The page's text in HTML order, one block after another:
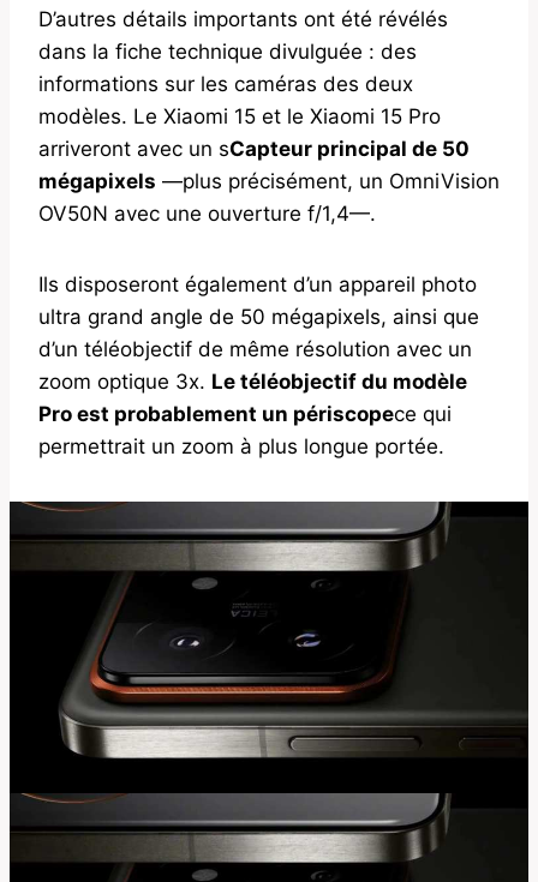
D’autres détails importants ont été révélés
dans la fiche technique divulguée : des
informations sur les caméras des deux
modèles. Le Xiaomi 15 et le Xiaomi 15 Pro
arriveront avec un sCapteur principal de 50
mégapixels —plus précisément, un OmniVision
OV50N avec une ouverture f/1,4—.
Ils disposeront également d’un appareil photo
ultra grand angle de 50 mégapixels, ainsi que
d’un téléobjectif de même résolution avec un
zoom optique 3x. Le téléobjectif du modèle
Pro est probablement un périscopece qui
permettrait un zoom à plus longue portée.